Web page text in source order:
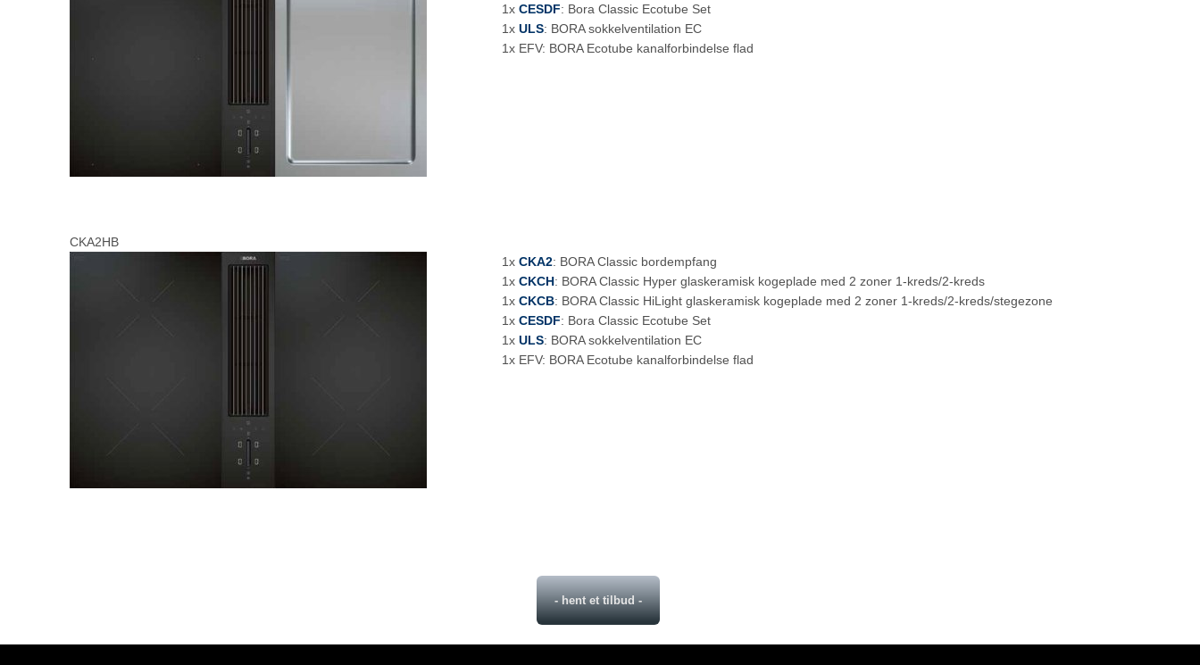
1x CESDF: Bora Classic Ecotube Set
1x ULS: BORA sokkelventilation EC
1x EFV: BORA Ecotube kanalforbindelse flad
CKA2HB
1x CKA2: BORA Classic bordempfang
1x CKCH: BORA Classic Hyper glaskeramisk kogeplade med 2 zoner 1-kreds/2-kreds
1x CKCB: BORA Classic HiLight glaskeramisk kogeplade med 2 zoner 1-kreds/2-kreds/stegezone
1x CESDF: Bora Classic Ecotube Set
1x ULS: BORA sokkelventilation EC
1x EFV: BORA Ecotube kanalforbindelse flad
- hent et tilbud -